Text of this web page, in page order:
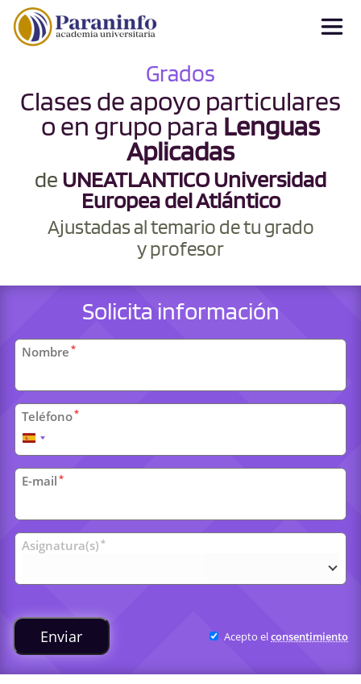
Grados
Clases de apoyo particulares
o en grupo para Lenguas
Aplicadas
de UNEATLANTICO Universidad
Europea del Atlántico
Ajustadas al temario de tu grado
y profesor
Solicita información
Datos
personales
Nombre *
Teléfono*
España
+34
E-mail *
Clases
universitarias
Asignatura(s) *
Enviar Acepto elconsentimiento